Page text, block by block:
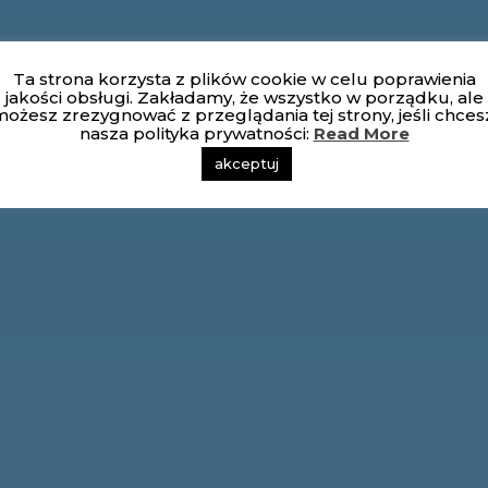
Ta strona korzysta z plików cookie w celu poprawienia
jakości obsługi. Zakładamy, że wszystko w porządku, ale
zrezygnować z przeglądania tej strony, jeśli
nasza polityka prywatności: Read More
akceptuj